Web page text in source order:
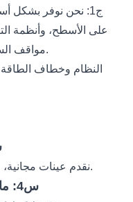
ج1: نحن نوفر بشكل
على الأسطح، وأنظمة
مواقف السيارات، وأنظمة التركيب في المزارع.
النظام وخطاف
نقدم عينات مجانية، ولكن عليك تحمل تكاليف الشحن.
س4: ما هو وقت التسليم المعتاد لديكم؟